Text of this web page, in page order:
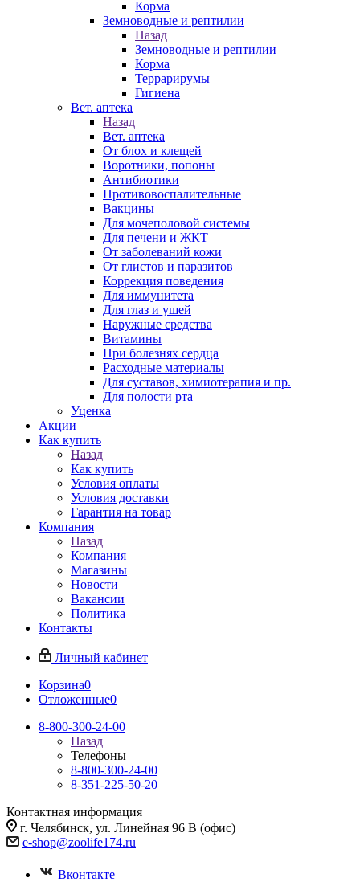
Корма
Земноводные и рептилии
Назад
Земноводные и рептилии
Корма
Террарирумы
Гигиена
Вет. аптека
Назад
Вет. аптека
От блох и клещей
Воротники, попоны
Антибиотики
Противовоспалительные
Вакцины
Для мочеполовой системы
Для печени и ЖКТ
От заболеваний кожи
От глистов и паразитов
Коррекция поведения
Для иммунитета
Для глаз и ушей
Наружные средства
Витамины
При болезнях сердца
Расходные материалы
Для суставов, химиотерапия и пр.
Для полости рта
Уценка
Акции
Как купить
Назад
Как купить
Условия оплаты
Условия доставки
Гарантия на товар
Компания
Назад
Компания
Магазины
Новости
Вакансии
Политика
Контакты
Личный кабинет
Корзина0
Отложенные0
8-800-300-24-00
Назад
Телефоны
8-800-300-24-00
8-351-225-50-20
Контактная информация
г. Челябинск, ул. Линейная 96 В (офис)
e-shop@zoolife174.ru
Вконтакте